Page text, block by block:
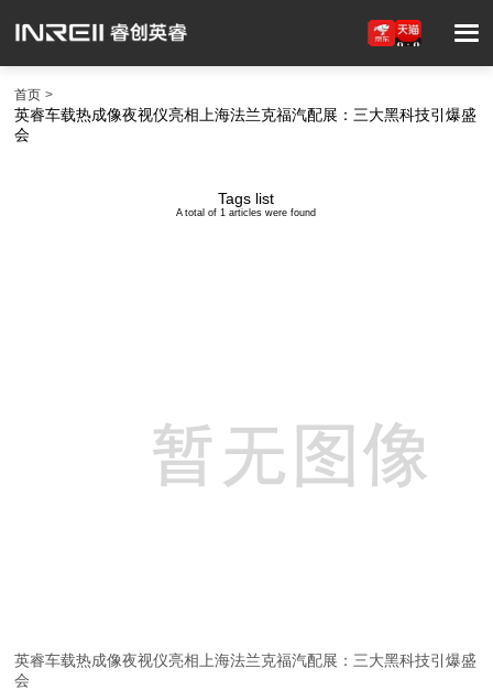
首页
英睿车载热成像夜视仪亮相上海法兰克福汽配展：三大黑科技引爆盛
会
Tags list
A total of 1 articles were found
英睿车载热成像夜视仪亮相上海法兰克福汽配展：三大黑科技引爆盛
会